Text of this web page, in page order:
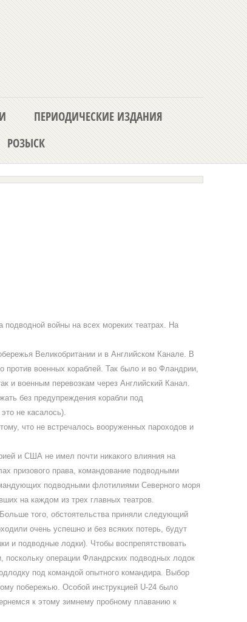
ПЕРИОДИЧЕСКИЕ ИЗДАНИЯ
РОЗЫСК
войны на всех мореких театрах. На
Великобритании и в Английском Канале. В
против военных кораблей. Так было и во Фландрии,
и военным перевозкам через Английский Канал.
без предупреждения корабли под
не касалось).
что не встречалось вооруженных пароходов и
и США не имел почти никакого влияния на
призового права, командование подводными
подводными флотилиями Северного моря
на каждом из трех главных театров.
того, обстоятельства приняли следующий
очень успешно и без всяких потерь, будут
и подводные лодки). Чтобы воспрепятствовать
поскольку операции Фландрских подводных лодок
под командой опытного командира. Выбор
побережью. Особой инструкцией U-24 было
к этому зимнему пробному плаванию к